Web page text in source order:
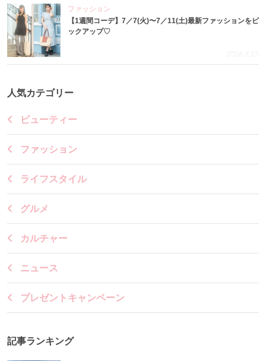
ファッション
【1週間コーデ】7／7(火)〜7／11(土)最新ファッションをピ
ックアップ♡
2026.7.15
人気カテゴリー
ビューティー
ファッション
ライフスタイル
グルメ
カルチャー
ニュース
プレゼントキャンペーン
記事ランキング